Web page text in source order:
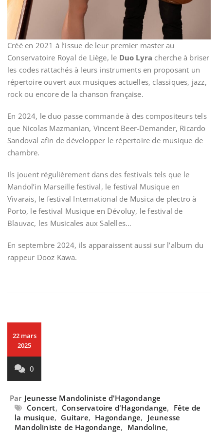
Créé en 2021 à l’issue de leur premier master au
Conservatoire Royal de Liège, le Duo Lyra cherche à briser
les codes rattachés à leurs instruments en proposant un
répertoire ouvert aux musiques actuelles, classiques, jazz,
rock ou encore de la chanson française.
En 2024, le duo passe commande à des compositeurs tels
que Nicolas Mazmanian, Vincent Beer-Demander, Ricardo
Sandoval afin de développer le répertoire de musique de
chambre.
Ils jouent régulièrement dans des festivals tels que le
Mandol’in Marseille festival, le festival Musique en
Vivarais, le festival International de Musica de plectro à
Porto, le festival Musique en Dévoluy, le festival de
Blauvac, les Musicales aux Salelles…
En septembre 2024, ils apparaissent aussi sur l’album du
rappeur Dooz Kawa.
22 mars
2025
0
Par Jeunesse Mandoliniste d'Hagondange
Concert, Conservatoire d'Hagondange, Fête de
la musique, Guitare, Hagondange, Jeunesse
Mandoliniste de Hagondange, Mandoline,